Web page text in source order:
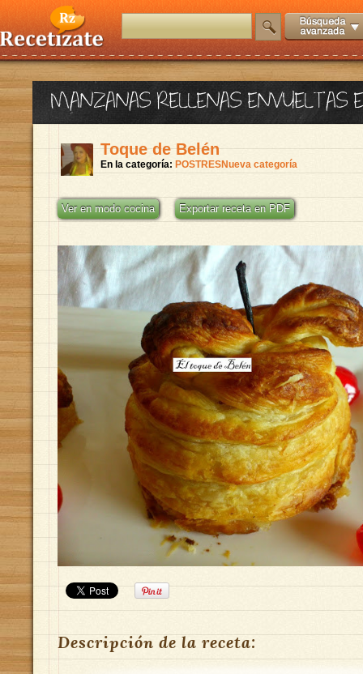
MANZANAS RELLENAS ENVUELTAS
Toque de Belén
En la categoría: POSTRESNueva categoría
Ver en modo cocina Exportar receta en PDF
Descripción de la receta: